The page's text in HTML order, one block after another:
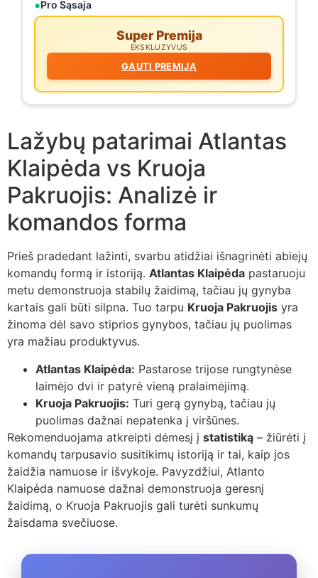
Pro Sąsaja
Super Premija
EKSKLUZYVUS
GAUTI PREMIJĄ
Lažybų patarimai Atlantas
Klaipėda vs Kruoja
Pakruojis: Analizė ir
komandos forma
Prieš pradedant lažinti, svarbu atidžiai išnagrinėti abiejų
komandų formą ir istoriją. Atlantas Klaipėda pastaruoju
metu demonstruoja stabilų žaidimą, tačiau jų gynyba
kartais gali būti silpna. Tuo tarpu Kruoja Pakruojis yra
žinoma dėl savo stiprios gynybos, tačiau jų puolimas
yra mažiau produktyvus.
Atlantas Klaipėda: Pastarose trijose rungtynėse
laimėjo dvi ir patyrė vieną pralaimėjimą.
Kruoja Pakruojis: Turi gerą gynybą, tačiau jų
puolimas dažnai nepatenka į viršūnes.
Rekomenduojama atkreipti dėmesį į statistiką – žiūrėti į
komandų tarpusavio susitikimų istoriją ir tai, kaip jos
žaidžia namuose ir išvykoje. Pavyzdžiui, Atlanto
Klaipėda namuose dažnai demonstruoja geresnį
žaidimą, o Kruoja Pakruojis gali turėti sunkumų
žaisdama svečiuose.